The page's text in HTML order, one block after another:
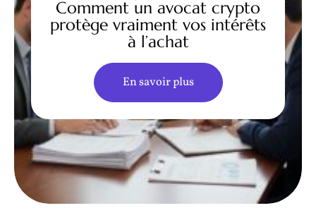
Comment un avocat crypto
protège vraiment vos intérêts
à l’achat
En savoir plus